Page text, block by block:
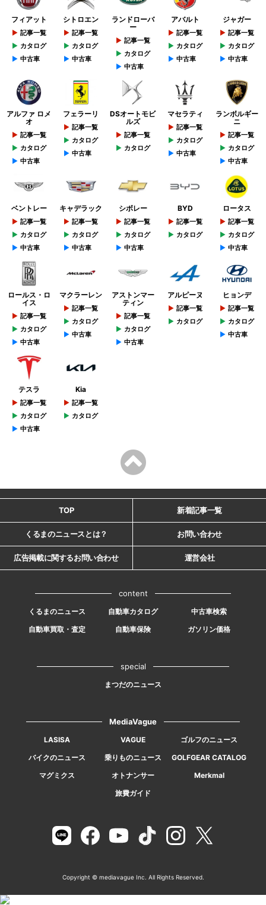
フィアット
記事一覧
カタログ
中古車
シトロエン
記事一覧
カタログ
中古車
ランドローバ
ー
記事一覧
カタログ
中古車
アバルト
記事一覧
カタログ
中古車
ジャガー
記事一覧
カタログ
中古車
アルファ ロメ
オ
記事一覧
カタログ
中古車
フェラーリ
記事一覧
カタログ
中古車
DSオートモビ
ルズ
記事一覧
カタログ
マセラティ
記事一覧
カタログ
中古車
ランボルギー
ニ
記事一覧
カタログ
中古車
ベントレー
記事一覧
カタログ
中古車
キャデラック
記事一覧
カタログ
中古車
シボレー
記事一覧
カタログ
中古車
BYD
記事一覧
カタログ
ロータス
記事一覧
カタログ
中古車
ロールス・ロ
イス
記事一覧
カタログ
中古車
マクラーレン
記事一覧
カタログ
中古車
アストンマー
ティン
記事一覧
カタログ
中古車
アルピーヌ
記事一覧
カタログ
ヒョンデ
記事一覧
カタログ
中古車
テスラ
記事一覧
カタログ
中古車
Kia
記事一覧
カタログ
TOP 新着記事一覧
くるまのニュースとは？ お問い合わせ
広告掲載に関するお問い合わせ 運営会社
content
くるまのニュース 自動車カタログ
中古車検索
自動車買取・査定
自動車保険 ガソリン価格
special
まつだのニュース
MediaVague
LASISA VAGUE
ゴルフのニュース
バイクのニュース
乗りものニュース
GOLFGEAR CATALOG
マグミクス
オトナンサー
Merkmal
旅費ガイド
Copyright © mediavague Inc. All Rights Reserved.